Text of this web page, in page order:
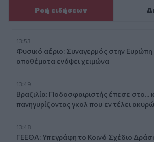
Ροή ειδήσεων
13:53
Φυσικό αέριο: Συναγερμός στην
αποθέματα ενόψει χειμώνα
13:49
Βραζιλία: Ποδοσφαιριστής έπεσε στο...
πανηγυρίζοντας γκολ που εν τέλει
13:48
ΓΕΕΘΑ: Υπεγράφη το Κοινό Σχέδιο